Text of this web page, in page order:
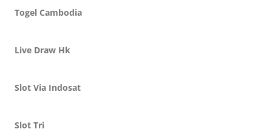
Togel Cambodia
Live Draw Hk
Slot Via Indosat
Slot Tri